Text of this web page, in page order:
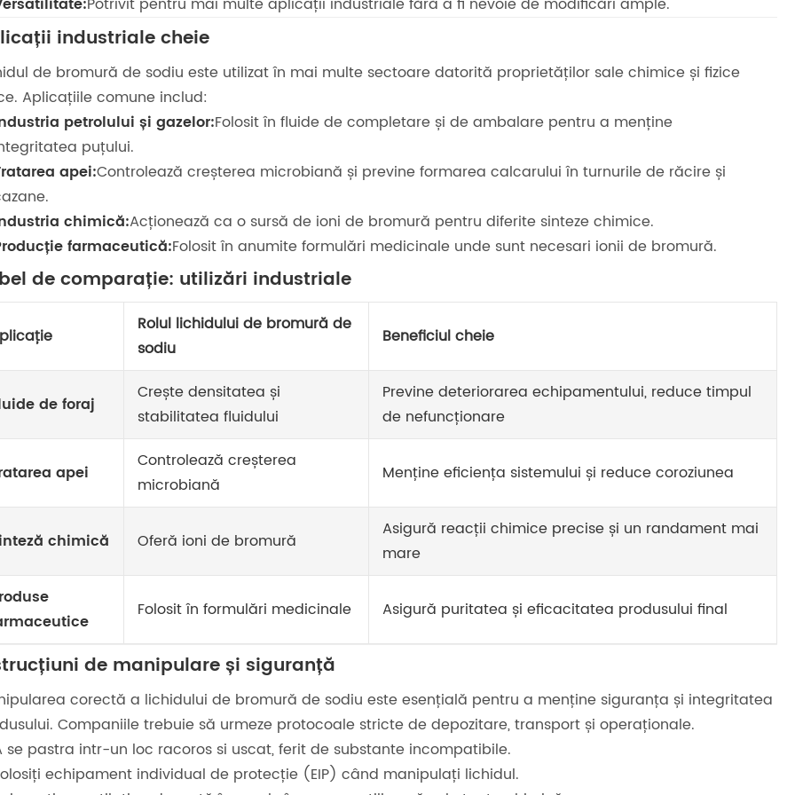
industriale cheie
de bromură de sodiu este utilizat în mai multe sectoare datorită proprietăților sale chimice și fizice
Aplicațiile comune includ:
petrolului și gazelor:Folosit în fluide de completare și de ambalare pentru a menține
puțului.
apei:Controlează creșterea microbiană și previne formarea calcarului în turnurile de răcire și
chimică:Acționează ca o sursă de ioni de bromură pentru diferite sinteze chimice.
farmaceutică:Folosit în anumite formulări medicinale unde sunt necesari ionii de bromură.
de comparație: utilizări industriale
Rolul lichidului de bromură de
sodiu
Beneficiul cheie
de foraj
Crește densitatea și
stabilitatea fluidului
Previne deteriorarea echipamentului, reduce timpul
de nefuncționare
apei
Controlează creșterea
microbiană
Menține eficiența sistemului și reduce coroziunea
chimică Oferă ioni de bromură
Asigură reacții chimice precise și un randament mai
mare
Folosit în formulări medicinale Asigură puritatea și eficacitatea produsului final
de manipulare și siguranță
corectă a lichidului de bromură de sodiu este esențială pentru a menține siguranța și integritatea
Companiile trebuie să urmeze protocoale stricte de depozitare, transport și operaționale.
se pastra intr-un loc racoros si uscat, ferit de substante incompatibile.
echipament individual de protecție (EIP) când manipulați lichidul.